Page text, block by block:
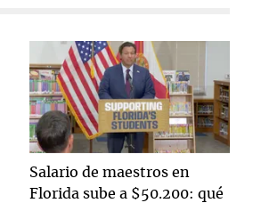
Salario de maestros en
Florida sube a $50.200: qué